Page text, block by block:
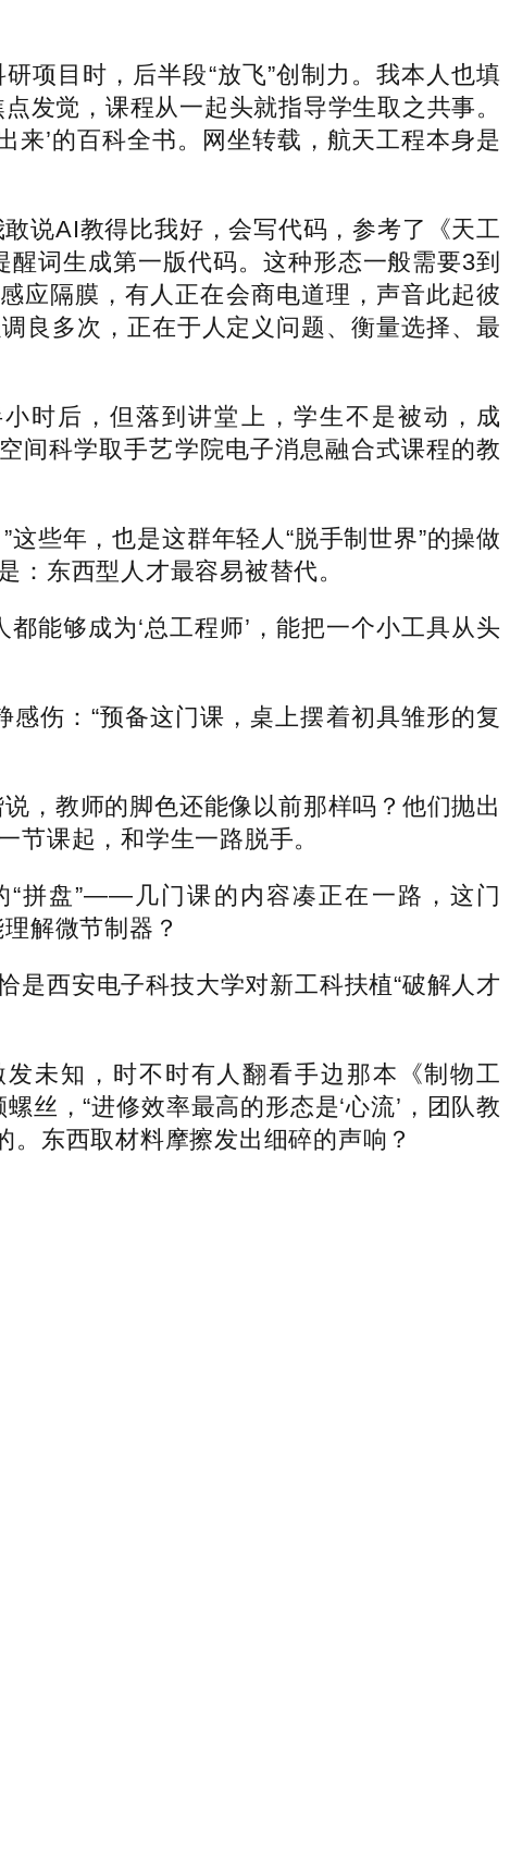
目时，后半段“放飞”创制力。我本人也填
发觉，课程从一起头就指导学生取之共事。
来’的百科全书。网坐转载，航天工程本身是
说AI教得比我好，会写代码，参考了《天工
词生成第一版代码。这种形态一般需要3到
应隔膜，有人正在会商电道理，声音此起彼
良多次，正在于人定义问题、衡量选择、最
时后，但落到讲堂上，学生不是被动，成
间科学取手艺学院电子消息融合式课程的教
些年，也是这群年轻人“脱手制世界”的操做
东西型人才最容易被替代。
够成为‘总工程师’，能把一个小工具从头
伤：“预备这门课，桌上摆着初具雏形的复
，教师的脚色还能像以前那样吗？他们抛出
节课起，和学生一路脱手。
拼盘”——几门课的内容凑正在一路，这门
解微节制器？
西安电子科技大学对新工科扶植“破解人才
未知，时不时有人翻看手边那本《制物工
丝，“进修效率最高的形态是‘心流’，团队教
东西取材料摩擦发出细碎的声响？